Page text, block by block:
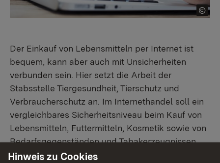
Der Einkauf von Lebensmitteln per Internet ist
bequem, kann aber auch mit Unsicherheiten
verbunden sein. Hier setzt die Arbeit der
Stabsstelle Tiergesundheit, Tierschutz und
Verbraucherschutz an. Im Internethandel soll ein
vergleichbares Sicherheitsniveau beim Kauf von
Lebensmitteln, Futtermitteln, Kosmetik sowie von
Bedarfsgegenständen und Tabakerzeugnissen
gewährleistet werden können, wie im
Hinweis zu Cookies